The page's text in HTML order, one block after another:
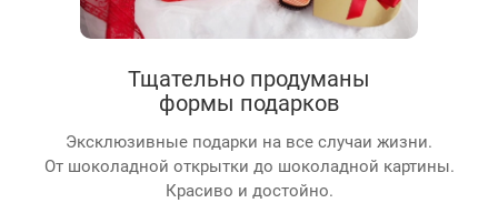
Тщательно продуманы
формы подарков
Эксклюзивные подарки на все случаи жизни.
От шоколадной открытки до шоколадной картины.
Красиво и достойно.